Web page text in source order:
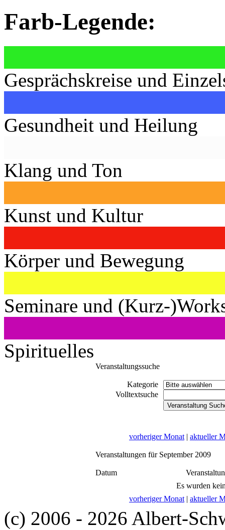
Farb-Legende:
Gesprächskreise und
Gesundheit und Heilung
Klang und Ton
Kunst und Kultur
Körper und Bewegung
Seminare und (Kurz-
Spirituelles
Veranstaltungssuche
Kategorie
Volltextsuche
vorheriger Monat | aktueller
Veranstaltungen für September 2009
Datum
Es wurden
vorheriger Monat | aktueller
(c) 2006 - 2026 Albert-